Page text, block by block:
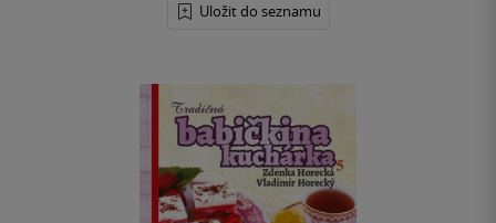
Uložit do seznamu